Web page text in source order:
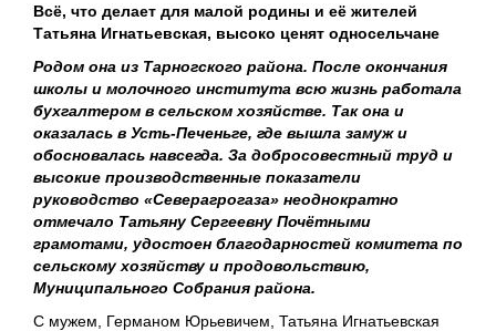
Всё, что делает для малой родины и её жителей
Татьяна Игнатьевская, высоко ценят односельчане
Родом она из Тарногского района. После окончания
школы и молочного института всю жизнь работала
бухгалтером в сельском хозяйстве. Так она и
оказалась в Усть-Печеньге, где вышла замуж и
обосновалась навсегда. За добросовестный труд и
высокие производственные показатели
руководство «Северагрогаза» неоднократно
отмечало Татьяну Сергеевну Почётными
грамотами, удостоен благодарностей комитета по
сельскому хозяйству и продовольствию,
Муниципального Собрания района.
С мужем, Германом Юрьевичем, Татьяна Игнатьевская